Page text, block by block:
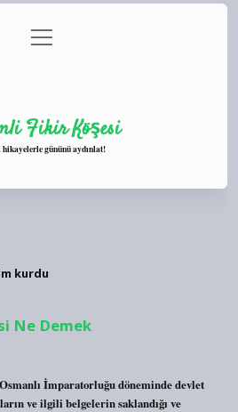
Gizlilik Politikası
menüyü
aç
Fikir Köşesi
hikayelerle gününü aydınlat!
kurdu
Ne Demek
İmparatorluğu döneminde devlet
ve ilgili belgelerin saklandığı ve